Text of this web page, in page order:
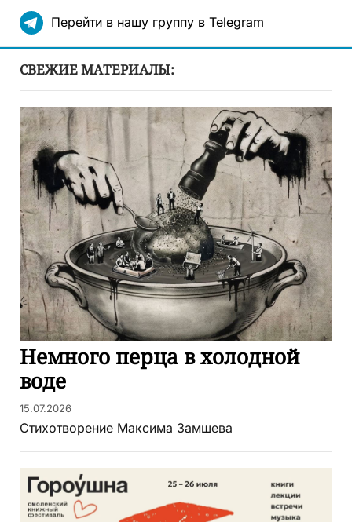
Перейти в нашу группу в Telegram
СВЕЖИЕ МАТЕРИАЛЫ:
Немного перца в холодной
воде
15.07.2026
Стихотворение Максима Замшева